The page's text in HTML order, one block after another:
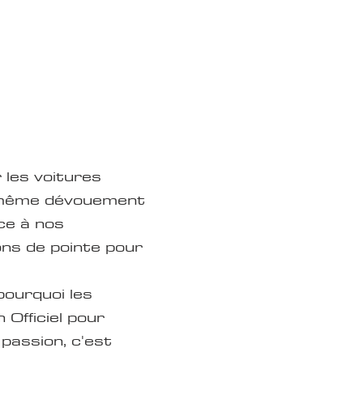
les voitures
dévouement
à nos
de pointe pour
les
pour
c'est